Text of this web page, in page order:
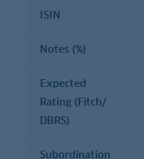
ISIN
Notes (%)
Expected
Rating (Fitch/
DBRS)
Subordination